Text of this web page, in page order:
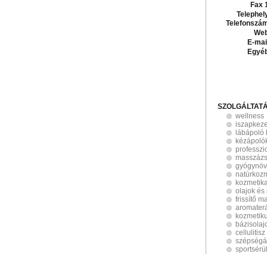
Fax
E-
wellness
lábápoló
olajok és
frissítő
cellulitisz